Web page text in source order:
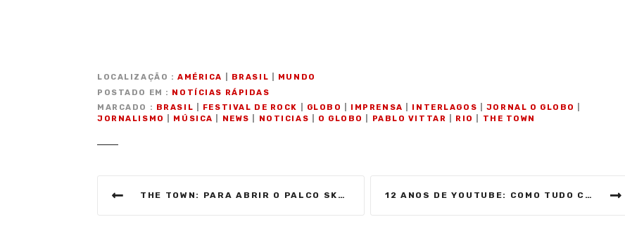
LOCALIZAÇÃO AMÉRICA BRASIL
MUNDO
POSTADO EM
NOTÍCIAS RÁPIDAS
MARCADO
BRASIL FESTIVAL DE ROCK GLOBO IMPRENSA INTERLAGOS JORNAL O GLOBO
JORNALISMO
MÚSICA NEWS NOTICIAS O GLOBO PABLO VITTAR RIO THE TOWN
THE TOWN: PARA ABRIR O PALCO SKYLINE, LUDMILLA SAI DE DENTRO DE COFRE DOURADO AO SOM DE ‘HOJE’ 12 ANOS DE YOUTUBE: COMO TUDO COMEÇOU E MELHORES MOMENTOS DO CANAL